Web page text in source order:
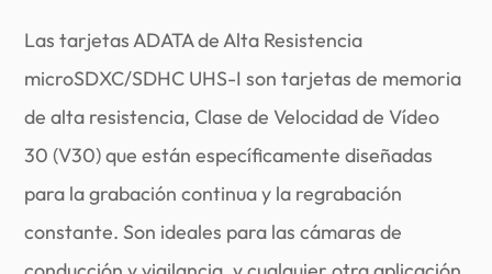
Las tarjetas ADATA de Alta Resistencia
microSDXC/SDHC UHS-I son tarjetas de memoria
de alta resistencia, Clase de Velocidad de Vídeo
30 (V30) que están específicamente diseñadas
para la grabación continua y la regrabación
constante. Son ideales para las cámaras de